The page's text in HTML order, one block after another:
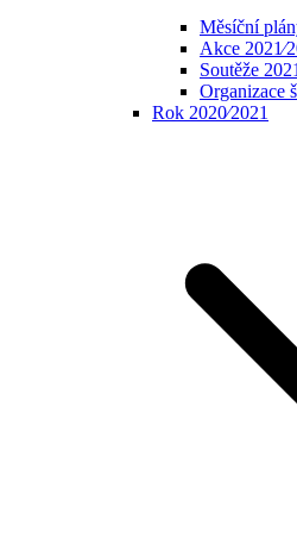
Měsíční
Akce
Soutěže
Organizace
Rok 2020⁄2021